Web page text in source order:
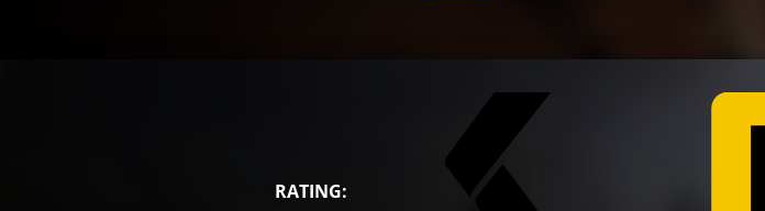
RATING: